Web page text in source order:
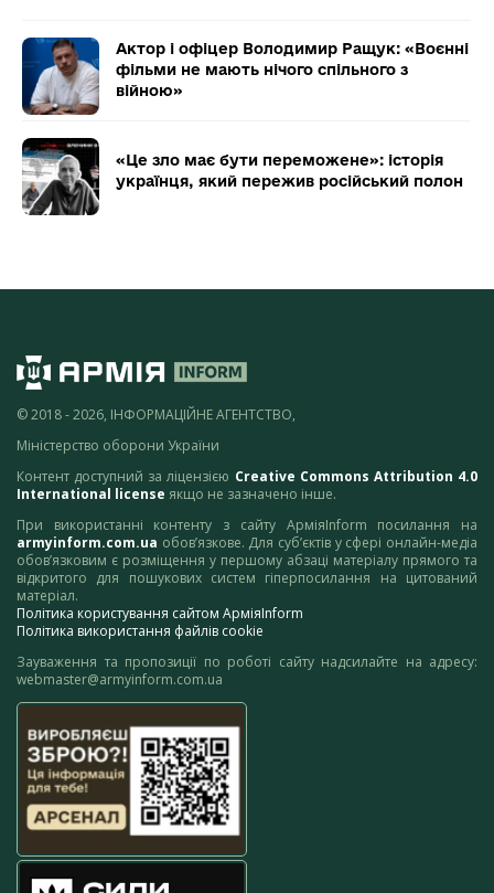
Актор і офіцер Володимир Ращук: «Воєнні
фільми не мають нічого спільного з
війною»
«Це зло має бути переможене»: історія
українця, який пережив російський полон
© 2018 - 2026, ІНФОРМАЦІЙНЕ АГЕНТСТВО,
Міністерство оборони України
Контент доступний за ліцензією Creative Commons Attribution 4.0
International license якщо не зазначено інше.
При використанні контенту з сайту АрміяInform посилання на
armyinform.com.ua обов’язкове. Для суб’єктів у сфері онлайн-медіа
обов’язковим є розміщення у першому абзаці матеріалу прямого та
відкритого для пошукових систем гіперпосилання на цитований
матеріал.
Політика користування сайтом АрміяInform
Політика використання файлів cookie
Зауваження та пропозиції по роботі сайту надсилайте на адресу:
webmaster@armyinform.com.ua